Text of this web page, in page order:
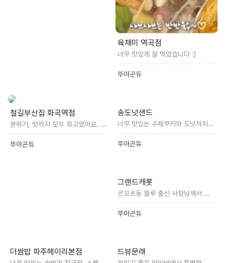
육채미 역곡점
너무 맛있게 잘 먹었습니다 :)
뚜아곤듀
철길부산집 화곡역점
분위기, 맛까지 모두 최고였어요. 또 가고 싶어지는 곳입니다.
뚜아곤듀
송도넛샌드
너무 맛있는 수제쿠키와 도넛까지 즐길수 있어요 :)
뚜아곤듀
그랜드캐롯
르꼬르동 블루 출신 사장님께서 직접 만드신 할머니 당근 케이크 너무 맛있어요!
뚜아곤듀
더쌈밥 파주헤이리본점 드뷰문래